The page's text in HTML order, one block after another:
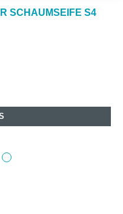
SCHAUMSEIFE S4